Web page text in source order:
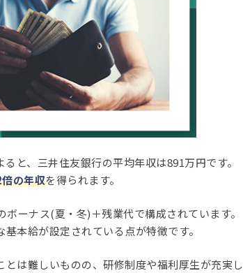
ると、三井住友銀行の平均年収は891万円です。
の年収を得られます。
ーナス(夏・冬)＋残業代で構成されています。
本給が設定されている点が特徴です。
は難しいものの、研修制度や福利厚生が充実し